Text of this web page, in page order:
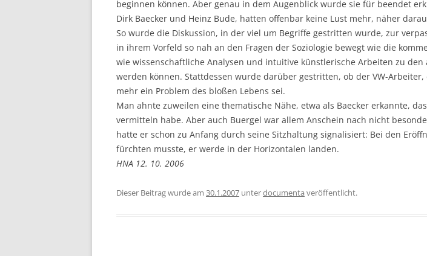
beginnen können. Aber genau in dem Augenblick wurde sie für beendet
Dirk Baecker und Heinz Bude, hatten offenbar keine Lust mehr, näher
So wurde die Diskussion, in der viel um Begriffe gestritten wurde, zur
in ihrem Vorfeld so nah an den Fragen der Soziologie bewegt wie die
wie wissenschaftliche Analysen und intuitive künstlerische Arbeiten zu
werden können. Stattdessen wurde darüber gestritten, ob der VW-
mehr ein Problem des bloßen Lebens sei.
Man ahnte zuweilen eine thematische Nähe, etwa als Baecker erkannte,
vermitteln habe. Aber auch Buergel war allem Anschein nach nicht
hatte er schon zu Anfang durch seine Sitzhaltung signalisiert: Bei den
fürchten musste, er werde in der Horizontalen landen.
HNA 12. 10. 2006
Dieser Beitrag wurde am 30.1.2007 unterdocumenta veröffentlicht.